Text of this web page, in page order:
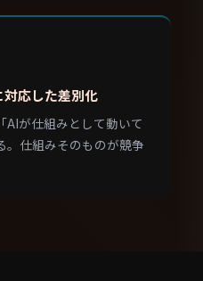
応した差別化
AIが仕組みとして動いて
。仕組みそのものが競争